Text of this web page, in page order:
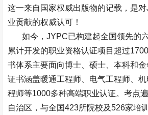
这一来自国家权威出版物的记载，是对
业贡献的权威认可！
如今，JYPC已构建起全国领先的
累计开发的职业资格认证项目超过1700
书体系主要面向博士、硕士、本科和金
证书涵盖暖通工程师、电气工程师、
程师等1000多种高端职业认证。考点
自治区，与全国423所院校及526家培